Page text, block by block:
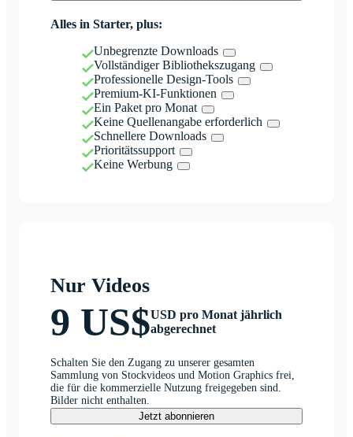
Alles in Starter, plus:
Unbegrenzte Downloads
Vollständiger Bibliothekszugang
Professionelle Design-Tools
Premium-KI-Funktionen
Ein Paket pro Monat
Keine Quellenangabe erforderlich
Schnellere Downloads
Prioritätssupport
Keine Werbung
Nur Videos
9 US$USD pro Monat jährlich
abgerechnet
Schalten Sie den Zugang zu unserer gesamten
Sammlung von Stockvideos und Motion Graphics frei,
die für die kommerzielle Nutzung freigegeben sind.
Bilder nicht enthalten.
Jetzt abonnieren